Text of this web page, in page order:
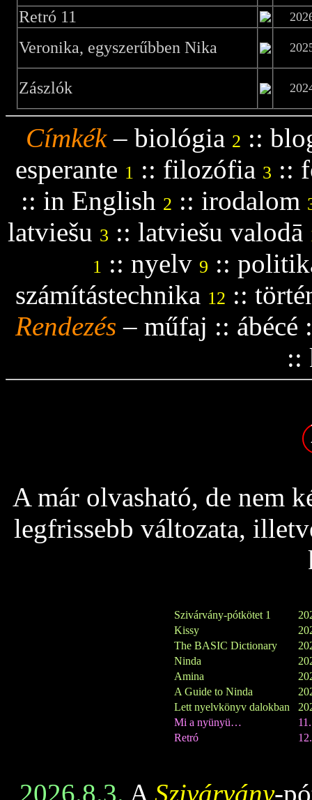
Retró 11
Veronika, egyszerűbben Nika
Zászlók
Címkék– biológia 2 ::
esperante 1 :: filozófia 3 ::
:: in English 2 :: irodalom
latviešu 3 :: latviešu valodā
1 :: nyelv 9 ::
számítástechnika 12 ::
Rendezés – műfaj :: ábécé
::
A már olvasható, de nem
legfrissebb változata,
Szivárvány-pótkötet 1
Kissy
The BASIC Dictionary
Ninda
Amina
A Guide to Ninda
Lett nyelvkönyv dalokban
Mi a nyünyü…
Retró
2026.8.3. A Szivárvány-